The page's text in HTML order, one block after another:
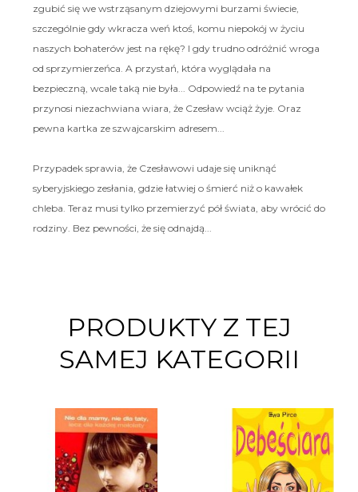
zgubić się we wstrząsanym dziejowymi burzami świecie,
szczególnie gdy wkracza weń ktoś, komu niepokój w życiu
naszych bohaterów jest na rękę? I gdy trudno odróżnić wroga
od sprzymierzeńca. A przystań, która wyglądała na
bezpieczną, wcale taką nie była... Odpowiedź na te pytania
przynosi niezachwiana wiara, że Czesław wciąż żyje. Oraz
pewna kartka ze szwajcarskim adresem...
Przypadek sprawia, że Czesławowi udaje się uniknąć
syberyjskiego zesłania, gdzie łatwiej o śmierć niż o kawałek
chleba. Teraz musi tylko przemierzyć pół świata, aby wrócić do
rodziny. Bez pewności, że się odnajdą...
PRODUKTY Z TEJ
SAMEJ KATEGORII